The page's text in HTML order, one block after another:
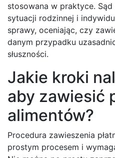
stosowana w praktyce. Sąd
sytuacji rodzinnej i
sprawy, oceniając, czy
danym przypadku
słuszności.
Jakie kroki
aby zawiesić
alimentów?
Procedura zawieszenia
prostym procesem i